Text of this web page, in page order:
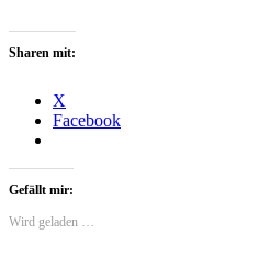
Sharen mit:
X
Facebook
Gefällt mir:
Wird geladen …